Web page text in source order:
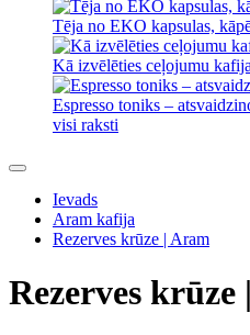
Tēja no EKO kapsulas,
Kā izvēlēties ceļojumu
Espresso toniks –
visi raksti
Ievads
Aram kafija
Rezerves krūze | Aram
Rezerves krūze